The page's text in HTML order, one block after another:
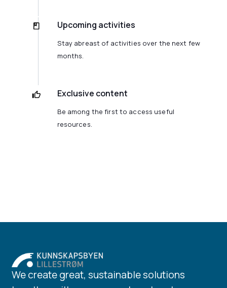
Upcoming activities
Stay abreast of activities over the next few
months.
Exclusive content
Be among the first to access useful
resources.
We create great, sustainable solutions